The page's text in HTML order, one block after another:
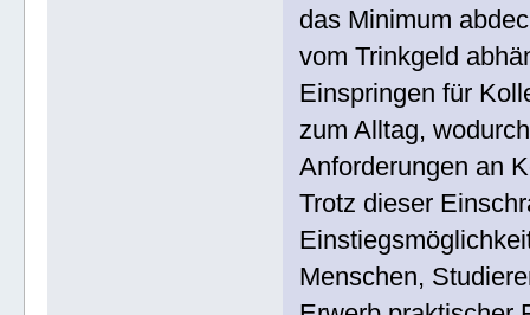
das Minimum
vom Trinkgeld
Einspringen für
zum Alltag,
Anforderungen an
Trotz dieser
Menschen,